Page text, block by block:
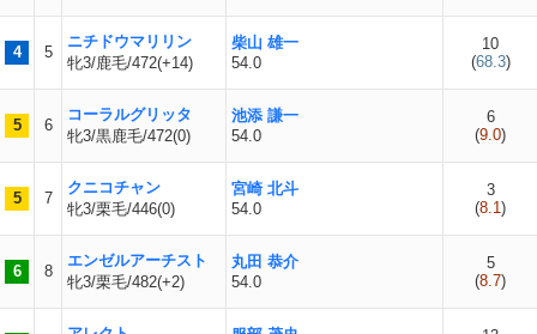
4 5
ニチドウマリリン
牝3/鹿毛/472(+14)
柴山 雄一
54.0
10
(68.3)
5 6
コーラルグリッタ
牝3/黒鹿毛/472(0)
池添 謙一
54.0
6
(9.0)
5 7
クニコチャン
牝3/栗毛/446(0)
宮崎 北斗
54.0
3
(8.1)
6 8
エンゼルアーチスト
牝3/栗毛/482(+2)
丸田 恭介
54.0
5
(8.7)